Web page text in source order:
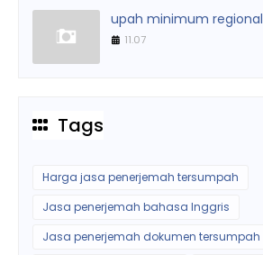
upah minimum regional
11.07
Tags
Harga jasa penerjemah tersumpah
Jasa penerjemah bahasa Inggris
Jasa penerjemah dokumen tersumpah